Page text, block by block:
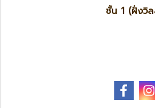
ชั้น 1 (ฝั่งวิ